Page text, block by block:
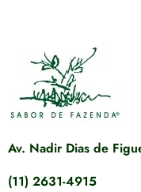
Av. Nadir Dias de
(11) 2631-4915